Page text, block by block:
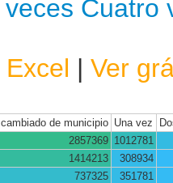
Cuatro
| Ver
de municipio Una vez
2857369 1012781
1414213
308934
737325
351781